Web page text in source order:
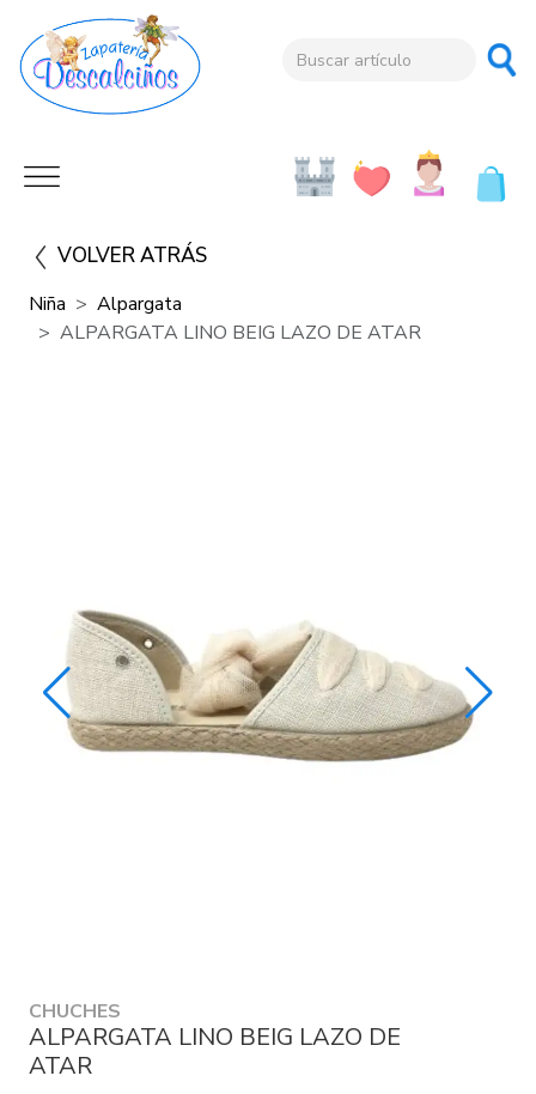
VOLVER ATRÁS
Niña
Alpargata
ALPARGATA LINO BEIG LAZO DE ATAR
CHUCHES
ALPARGATA LINO BEIG LAZO DE
ATAR